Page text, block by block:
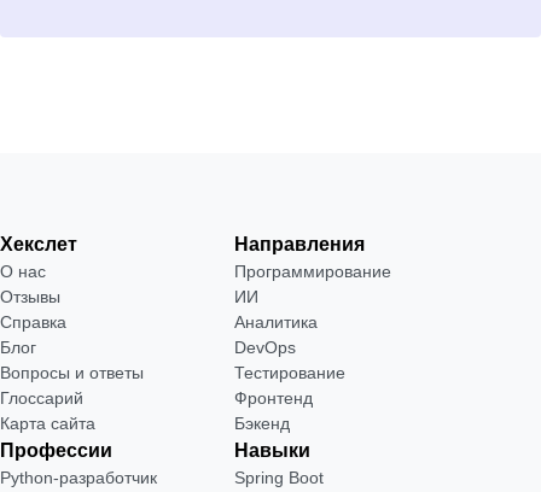
Хекслет
О нас
Отзывы
Справка
Блог
Вопросы и ответы
Глоссарий
Карта сайта
Направления
Программирование
ИИ
Аналитика
DevOps
Тестирование
Фронтенд
Бэкенд
Профессии
Python-разработчик
Навыки
Spring Boot